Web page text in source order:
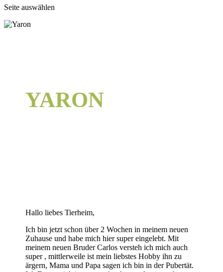
Seite auswählen
YARON
Hallo liebes Tierheim,
Ich bin jetzt schon über 2 Wochen in meinem neuen
Zuhause und habe mich hier super eingelebt. Mit
meinem neuen Bruder Carlos versteh ich mich auch
super , mittlerweile ist mein liebstes Hobby ihn zu
ärgern, Mama und Papa sagen ich bin in der Pubertät.